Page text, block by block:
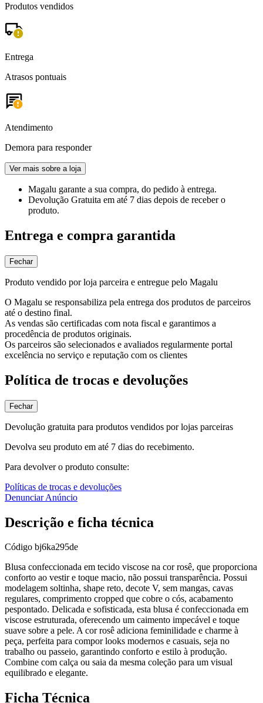
Produtos vendidos
Entrega
Atrasos pontuais
Atendimento
Demora para responder
Ver mais sobre a loja
Magalu garante a sua compra, do pedido à entrega.
Devolução Gratuita em até 7 dias depois de receber o
produto.
Entrega e compra garantida
Fechar
Produto vendido por loja parceira e entregue pelo Magalu
O Magalu se responsabiliza pela entrega dos produtos de parceiros
até o destino final.
As vendas são certificadas com nota fiscal e garantimos a
procedência de produtos originais.
Os parceiros são selecionados e avaliados regularmente portal
excelência no serviço e reputação com os clientes
Política de trocas e devoluções
Fechar
Devolução gratuita para produtos vendidos por lojas parceiras
Devolva seu produto em até 7 dias do recebimento.
Para devolver o produto consulte:
Políticas de trocas e devoluções
Denunciar Anúncio
Descrição e ficha técnica
Código bj6ka295de
Blusa confeccionada em tecido viscose na cor rosê, que proporciona
conforto ao vestir e toque macio, não possui transparência. Possui
modelagem soltinha, shape reto, decote V, sem mangas, cavas
regulares, comprimento cropped que cobre o cós, acabamento
pespontado. Delicada e sofisticada, esta blusa é confeccionada em
viscose estruturada, oferecendo um caimento impecável e toque
suave sobre a pele. A cor rosê adiciona feminilidade e charme à
peça, perfeita para compor looks modernos e casuais, seja no
trabalho ou passeio, garantindo conforto e estilo à produção.
Combine com calça ou saia da mesma coleção para um visual
equilibrado e elegante.
Ficha Técnica